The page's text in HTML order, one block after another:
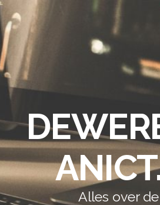
Alles over de